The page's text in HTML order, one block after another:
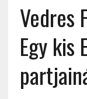
Vedres
Egy kis